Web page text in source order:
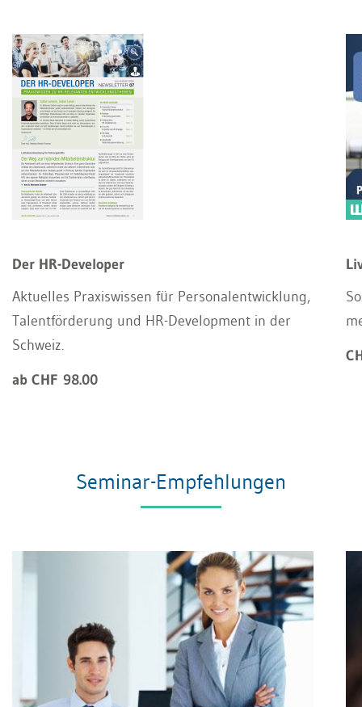
Der HR-Developer
Aktuelles Praxiswissen für Personalentwicklung,
Talentförderung und HR-Development in der
Schweiz.
ab CHF 98.00
Seminar-Empfehlungen